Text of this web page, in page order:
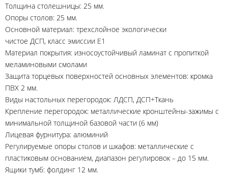
Толщина столешницы: 25 мм.
Опоры столов: 25 мм.
Основной материал: трехслойное экологически
чистое ДСП, класс эмиссии Е1
Материал покрытия: износоустойчивый ламинат с пропиткой
меламиновыми смолами
Защита торцевых поверхностей основных элементов: кромка
ПВХ 2 мм.
Виды настольных перегородок: ЛДСП, ДСП+Ткань
Крепление перегородок: металлические кронштейны-зажимы с
минимальной толщиной базовой части (6 мм)
Лицевая фурнитура: алюминий
Регулируемые опоры столов и шкафов: металлические с
пластиковым основанием, диапазон регулировок – до 15 мм.
Ящики тумб: фолдинг 12 мм.